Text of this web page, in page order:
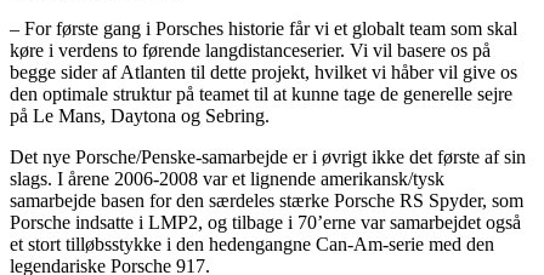
– For første gang i Porsches historie får vi et globalt team som skal
køre i verdens to førende langdistanceserier. Vi vil basere os på
begge sider af Atlanten til dette projekt, hvilket vi håber vil give os
den optimale struktur på teamet til at kunne tage de generelle sejre
på Le Mans, Daytona og Sebring.
Det nye Porsche/Penske-samarbejde er i øvrigt ikke det første af sin
slags. I årene 2006-2008 var et lignende amerikansk/tysk
samarbejde basen for den særdeles stærke Porsche RS Spyder, som
Porsche indsatte i LMP2, og tilbage i 70’erne var samarbejdet også
et stort tilløbsstykke i den hedengangne Can-Am-serie med den
legendariske Porsche 917.